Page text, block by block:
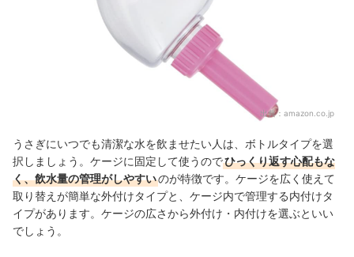
出典： amazon.co.jp
うさぎにいつでも清潔な水を飲ませたい人は、ボトルタイプを選
択しましょう。ケージに固定して使うのでひっくり返す心配もな
く、飲水量の管理がしやすいのが特徴です。ケージを広く使えて
取り替えが簡単な外付けタイプと、ケージ内で管理する内付けタ
イプがあります。ケージの広さから外付け・内付けを選ぶといい
でしょう。